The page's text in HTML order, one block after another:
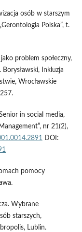
osób w starszym
Polska”, t.
problem społeczny,
Borysławski, Inkluzja
Wrocławskie
in social media,
nr 21(2),
DOI:
pomocy
Wybrane
starszych,
Lublin.